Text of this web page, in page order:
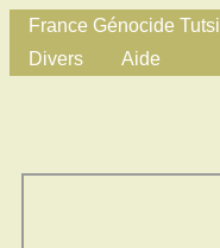
France Génocide Tutsi
Divers
Aide